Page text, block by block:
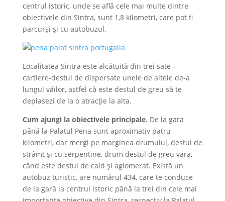
centrul istoric, unde se află cele mai multe dintre
obiectivele din Sintra, sunt 1,8 kilometri, care pot fi
parcurși și cu autobuzul.
Localitatea Sintra este alcătuită din trei sate –
cartiere-destul de dispersate unele de altele de-a
lungul văilor, astfel că este destul de greu să te
deplasezi de la o atracție la alta.
Cum ajungi la obiectivele principale. De la gara
până la Palatul Pena sunt aproximativ patru
kilometri, dar mergi pe marginea drumului, destul de
strâmt și cu serpentine, drum destul de greu vara,
când este destul de cald și aglomerat. Există un
autobuz turistic, are numărul 434, care te conduce
de la gară la centrul istoric până la trei din cele mai